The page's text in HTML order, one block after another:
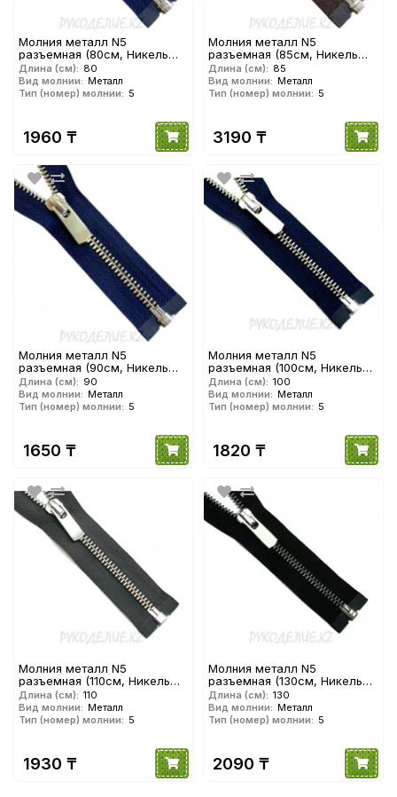
Молния металл N5
разъемная (80см, Никель
матовый) YKK
Длина (см): 80
Вид молнии: Металл
Тип (номер) молнии: 5
1960 ₸
Молния металл N5
разъемная (85см, Никель
матовый) YKK
Длина (см): 85
Вид молнии: Металл
Тип (номер) молнии: 5
3190 ₸
Молния металл N5
разъемная (90см, Никель
матовый) YKK
Длина (см): 90
Вид молнии: Металл
Тип (номер) молнии: 5
1650 ₸
Молния металл N5
разъемная (100см, Никель
матовый) YKK
Длина (см): 100
Вид молнии: Металл
Тип (номер) молнии: 5
1820 ₸
Молния металл N5
разъемная (110см, Никель
матовый) YKK
Длина (см): 110
Вид молнии: Металл
Тип (номер) молнии: 5
1930 ₸
Молния металл N5
разъемная (130см, Никель
матовый) YKK
Длина (см): 130
Вид молнии: Металл
Тип (номер) молнии: 5
2090 ₸